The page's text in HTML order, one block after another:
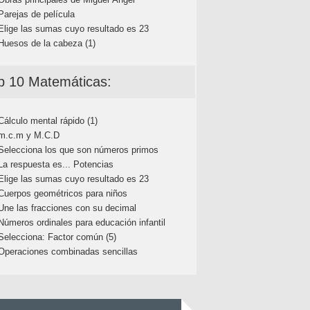
de película
las sumas cuyo resultado es 23
de la cabeza (1)
10 Matemáticas:
mental rápido (1)
y M.C.D
los que son números primos
respuesta es... Potencias
las sumas cuyo resultado es 23
geométricos para niños
las fracciones con su decimal
ordinales para educación infantil
Factor común (5)
combinadas sencillas